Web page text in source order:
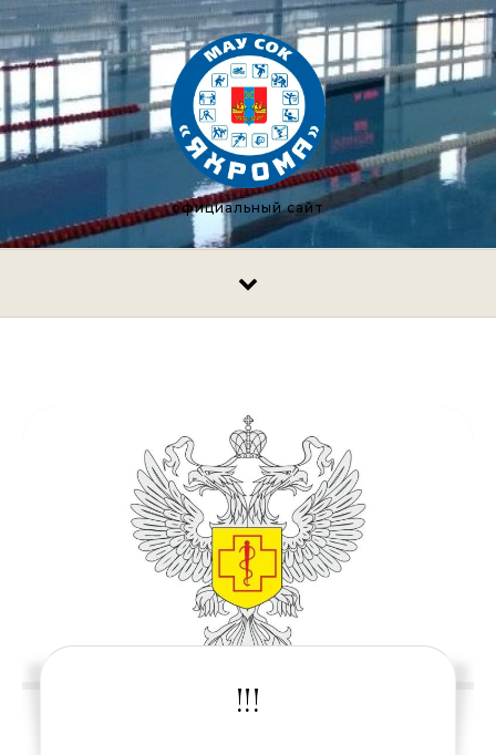
Перейти к содержимому
официальный сайт
!!!